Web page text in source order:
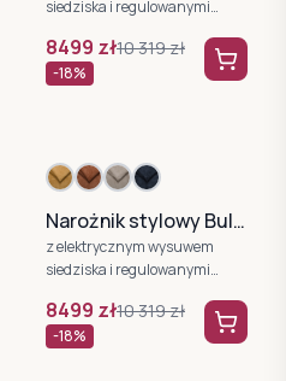
siedziska i regulowanymi
8499 zł10 319zł
-18%
Narożnik stylowy Bull XL
z elektrycznym wysuwem
siedziska i regulowanymi
8499 zł10 319zł
-18%